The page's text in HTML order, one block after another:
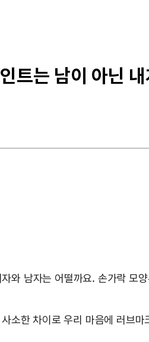
트는 남이 아닌
와 남자는 어떨까요. 손가락
소한 차이로 우리 마음에 러브마